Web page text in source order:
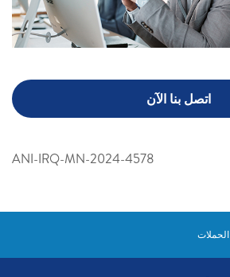
اتصل بنا الآن
ANI-IRQ-MN-2024-4578
الحملات